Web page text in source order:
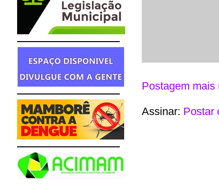
Postagem mais
Assinar: Postar